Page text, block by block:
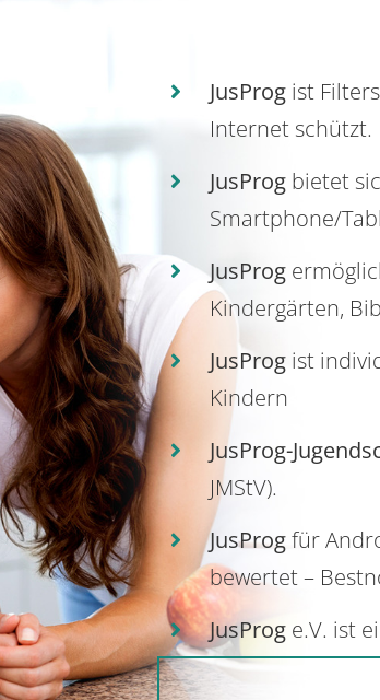
JusProgist
Internet schützt.
JusProgbietet
Smartphone/
JusProg
Kindergärten,
JusProgist
Kindern
JusProg-
JMStV).
JusProgfür
bewertet –
JusProge.V. ist